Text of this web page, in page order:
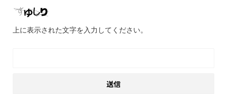
上に表示された文字を入力してください。